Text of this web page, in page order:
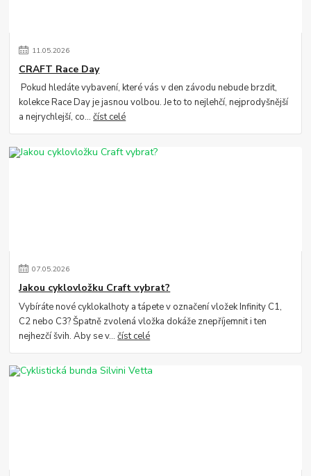
11.05.2026
CRAFT Race Day
Pokud hledáte vybavení, které vás v den závodu nebude brzdit,
kolekce Race Day je jasnou volbou. Je to to nejlehčí, nejprodyšnější
a nejrychlejší, co...číst celé
07.05.2026
Jakou cyklovložku Craft vybrat?
Vybíráte nové cyklokalhoty a tápete v označení vložek Infinity C1,
C2 nebo C3? Špatně zvolená vložka dokáže znepříjemnit i ten
nejhezčí švih. Aby se v...číst celé